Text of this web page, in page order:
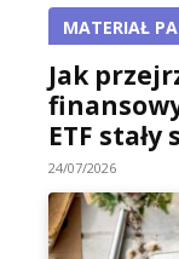
MATERIAŁ
Jak
ETF
24/07/2026